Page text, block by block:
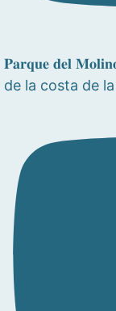
𝐏𝐚𝐫𝐪𝐮𝐞 𝐝𝐞𝐥
de la costa de